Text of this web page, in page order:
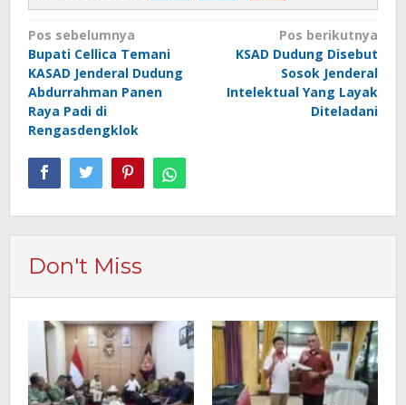
Navigasi
pos
Pos sebelumnya
Bupati Cellica Temani
KASAD Jenderal Dudung
Abdurrahman Panen
Raya Padi di
Rengasdengklok
Pos berikutnya
KSAD Dudung Disebut
Sosok Jenderal
Intelektual Yang Layak
Diteladani
Don't Miss